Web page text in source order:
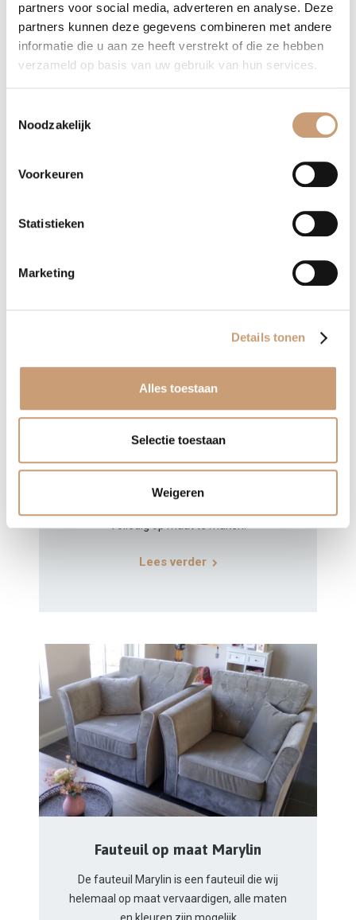
partners voor social media, adverteren en analyse. Deze
partners kunnen deze gegevens combineren met andere
informatie die u aan ze heeft verstrekt of die ze hebben
verzameld op basis van uw gebruik van hun services.
Noodzakelijk
Voorkeuren
Statistieken
Marketing
Details tonen
Alles toestaan
Selectie toestaan
Weigeren
in meer dan 1.000 verschillende stoffen en
Fauteuil op maat Merlin
Volledig op maat te maken!
Lees verder
Fauteuil op maat Marylin
De fauteuil Marylin is een fauteuil die wij
helemaal op maat vervaardigen, alle maten
en kleuren zijn mogelijk